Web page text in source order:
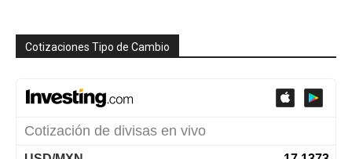
Cotizaciones Tipo de Cambio